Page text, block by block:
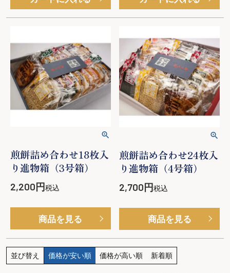
煎餅詰め合わせ18枚入
り進物箱（3号箱）
2,200 税込
商品を見る
煎餅詰め合わせ24枚入
り進物箱（4号箱）
2,700 税込
商品を見る
並び替え 価格が安い順 価格が高い順 新着順